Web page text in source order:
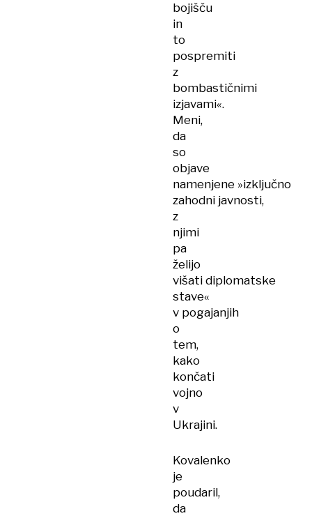
bojišču
in
to
pospremiti
z
bombastičnimi
izjavami«.
Meni,
da
so
objave
namenjene »izključno
zahodni javnosti,
z
njimi
pa
želijo
višati diplomatske
stave«
v pogajanjih
o
tem,
kako
končati
vojno
v
Ukrajini.
Kovalenko
je
poudaril,
da